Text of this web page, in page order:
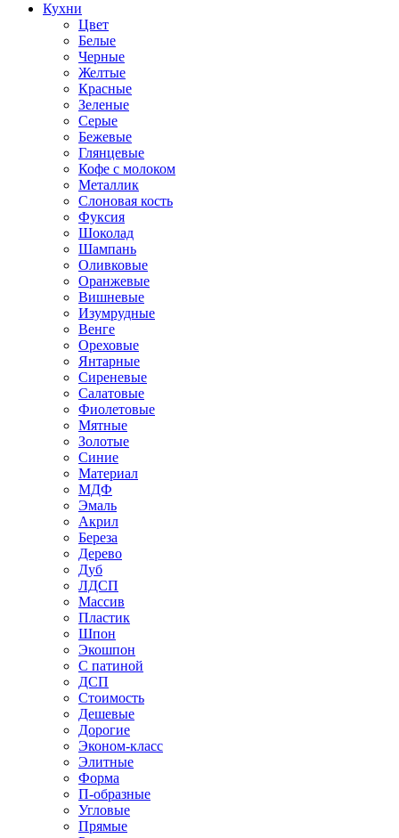
Кухни
Цвет
Белые
Черные
Желтые
Красные
Зеленые
Серые
Бежевые
Глянцевые
Кофе с молоком
Металлик
Слоновая кость
Фуксия
Шоколад
Шампань
Оливковые
Оранжевые
Вишневые
Изумрудные
Венге
Ореховые
Янтарные
Сиреневые
Салатовые
Фиолетовые
Мятные
Золотые
Синие
Материал
МДФ
Эмаль
Акрил
Береза
Дерево
Дуб
ЛДСП
Массив
Пластик
Шпон
Экошпон
С патиной
ДСП
Стоимость
Дешевые
Дорогие
Эконом-класс
Элитные
Форма
П-образные
Угловые
Прямые